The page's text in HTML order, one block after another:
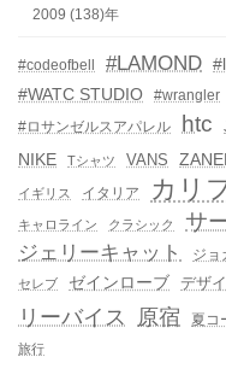
2009 (138)年
#codeofbell #LAMOND
#WATC STUDIO #wrangler
#ロサンゼルスアパレル
htc
NIKE
Tシャツ VANS
イギリス イタリア カリ
キャロライン クラシック サ
ジェリーキャット
ジョ
セレブ ゼインローブ デザ
リーバイス 原宿 夏コ
旅行